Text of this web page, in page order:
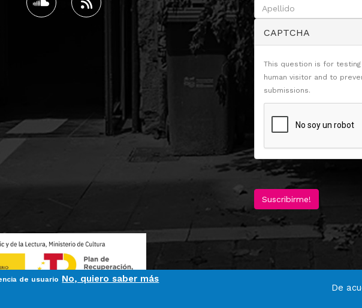
CAPTCHA
This question is for
human visitor and to
submissions.
Suscribirme!
de usuario No, quiero saber más
De